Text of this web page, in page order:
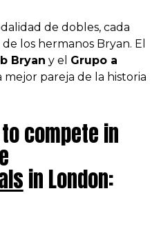
de dobles, cada
los hermanos Bryan. El
Bryan y el Grupo a
mejor pareja de la historia
compete in
in London: